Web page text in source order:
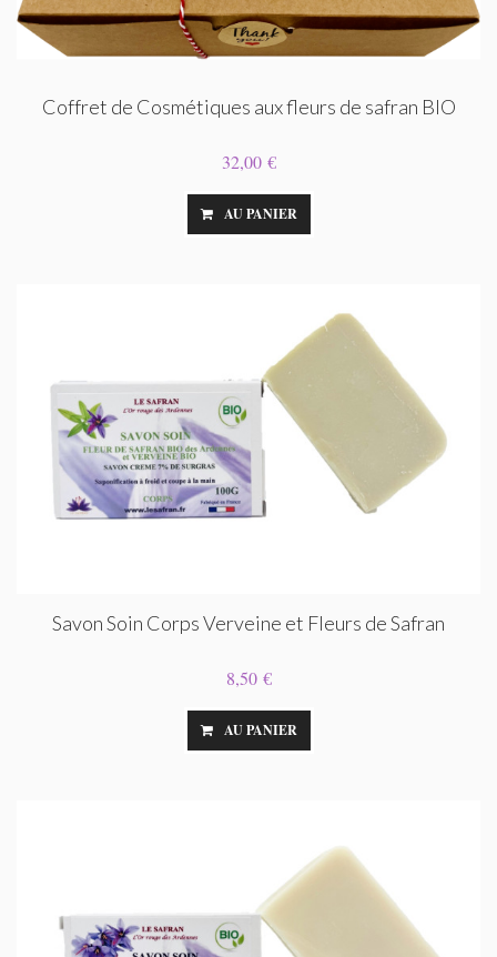
Coffret de Cosmétiques aux fleurs de safran BIO
32,00 €
AU PANIER
Savon Soin Corps Verveine et Fleurs de Safran
8,50 €
AU PANIER